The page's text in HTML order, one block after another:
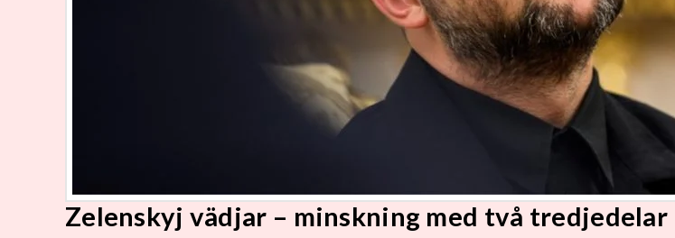
Zelenskyj vädjar – minskning med två tredjedelar